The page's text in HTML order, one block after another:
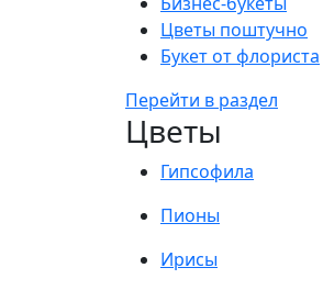
Цветы поштучно
Букет от флориста
Перейти в раздел
Цветы
Гипсофила
Пионы
Ирисы